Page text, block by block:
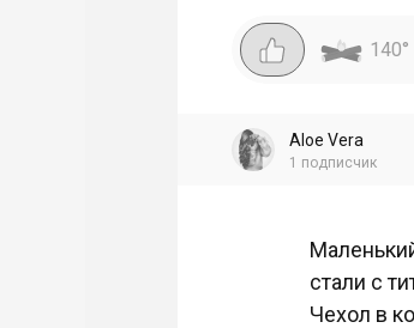
140°
Aloe Vera
1 подписчик
стали с
Чехол в